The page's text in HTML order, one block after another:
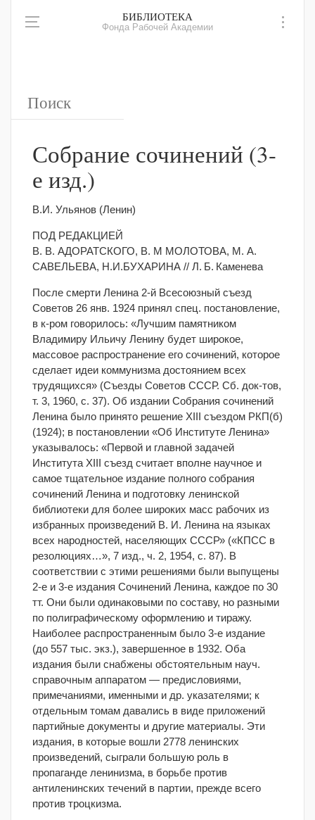
БИБЛИОТЕКА
Фонда Рабочей Академии
Собрание сочинений (3-
е изд.)
В.И. Ульянов (Ленин)
ПОД РЕДАКЦИЕЙ
В. В. АДОРАТСКОГО, В. М МОЛОТОВА, М. А.
САВЕЛЬЕВА, Н.И.БУХАРИНА // Л. Б. Каменева
После смерти Ленина 2-й Всесоюзный съезд
Советов 26 янв. 1924 принял спец. постановление,
в к-ром говорилось: «Лучшим памятником
Владимиру Ильичу Ленину будет широкое,
массовое распространение его сочинений, которое
сделает идеи коммунизма достоянием всех
трудящихся» (Съезды Советов СССР. Сб. док-тов,
т. 3, 1960, с. 37). Об издании Собрания сочинений
Ленина было принято решение XIII съездом РКП(б)
(1924); в постановлении «Об Институте Ленина»
указывалось: «Первой и главной задачей
Института XIII съезд считает вполне научное и
самое тщательное издание полного собрания
сочинений Ленина и подготовку ленинской
библиотеки для более широких масс рабочих из
избранных произведений В. И. Ленина на языках
всех народностей, населяющих СССР» («КПСС в
резолюциях…», 7 изд., ч. 2, 1954, с. 87). В
соответствии с этими решениями были выпущены
2-е и 3-е издания Сочинений Ленина, каждое по 30
тт. Они были одинаковыми по составу, но разными
по полиграфическому оформлению и тиражу.
Наиболее распространенным было 3-е издание
(до 557 тыс. экз.), завершенное в 1932. Оба
издания были снабжены обстоятельным науч.
справочным аппаратом — предисловиями,
примечаниями, именными и др. указателями; к
отдельным томам давались в виде приложений
партийные документы и другие материалы. Эти
издания, в которые вошли 2778 ленинских
произведений, сыграли большую роль в
пропаганде ленинизма, в борьбе против
антиленинских течений в партии, прежде всего
против троцкизма.